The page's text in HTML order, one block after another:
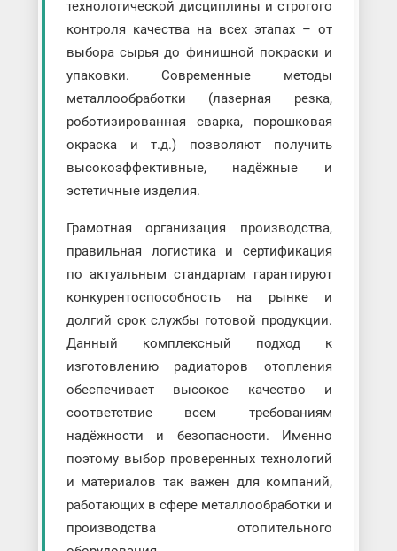
технологической дисциплины и строгого
контроля качества на всех этапах – от
выбора сырья до финишной покраски и
упаковки. Современные методы
металлообработки (лазерная резка,
роботизированная сварка, порошковая
окраска и т.д.) позволяют получить
высокоэффективные, надёжные и
эстетичные изделия.
Грамотная организация производства,
правильная логистика и сертификация
по актуальным стандартам гарантируют
конкурентоспособность на рынке и
долгий срок службы готовой продукции.
Данный комплексный подход к
изготовлению радиаторов отопления
обеспечивает высокое качество и
соответствие всем требованиям
надёжности и безопасности. Именно
поэтому выбор проверенных технологий
и материалов так важен для компаний,
работающих в сфере металлообработки и
производства отопительного